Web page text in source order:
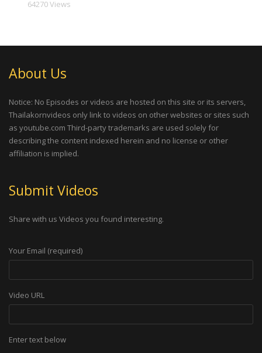
64270 Views
About Us
Notice: No Episodes or videos are hosted on this site or its servers,
Thailakornvideos only link to videos on other websites or sites such
as youtube.com Third-party trademarks are used solely for
describing the content indexed herein and no license or other
affiliation is implied.
Submit Videos
Share with us Videos you found interesting.
Your Email (required)
Video URL
Enter text below